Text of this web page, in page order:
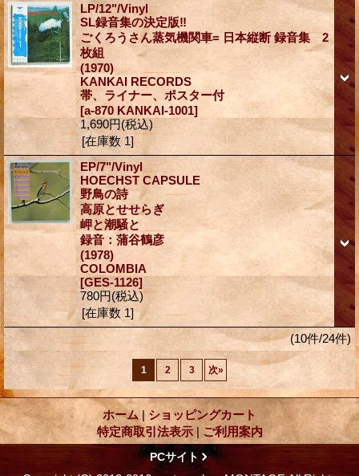
LP/12"/Vinyl
SL録音集の決定版‼
ごくろうさん蒸気機関車= 日本縦断 録音集 2
枚組
(1970)
KANKAI RECORDS
帯、ライナー、ポスター付
[a-870 KANKAI-1001]
1,690円(税込)
[在庫数 1]
EP/7"/Vinyl
HOECHST CAPSULE
野鳥の詩
高原とせせらぎ
岬と潮騒と
録音：蒲谷鶴彦
(1978)
COLOMBIA
[GES-1126]
780円(税込)
[在庫数 1]
(10件/24件)
1 2 3 次»
ホーム | ショッピングカート
特定商取引法表示 | ご利用案内
PCサイト